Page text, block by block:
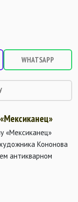
WHATSAPP
«Мексиканец»
Кононова
антикварном